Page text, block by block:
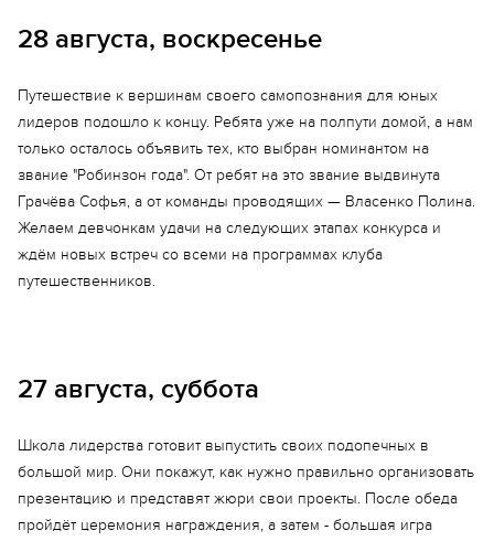
Moonshine
гендиректор
Степанов Владимир
Сергиенко Анжелика
Гордеева Алина
Пазов Тимур
гендиректор
Рембовская Варвара
Сысоева Дарья
Нестеров Димьян
28 августа, воскресенье
Путешествие к вершинам своего самопознания для юных
лидеров подошло к концу. Ребята уже на полпути домой, а нам
только осталось объявить тех, кто выбран номинантом на
звание "Робинзон года". От ребят на это звание выдвинута
Грачёва Софья, а от команды проводящих — Власенко Полина.
Желаем девчонкам удачи на следующих этапах конкурса и
ждём новых встреч со всеми на программах клуба
путешественников.
27 августа, суббота
Школа лидерства готовит выпустить своих подопечных в
большой мир. Они покажут, как нужно правильно организовать
презентацию и представят жюри свои проекты. После обеда
пройдёт церемония награждения, а затем - большая игра